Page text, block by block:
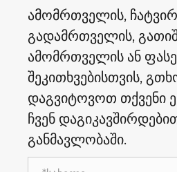
ამომრთველის,
გადამრთველის,
ამომრთველის ან
შეკითხვებისთვის,
დაგვიტოვოთ თქვენი
ჩვენ
განმავლობაში.